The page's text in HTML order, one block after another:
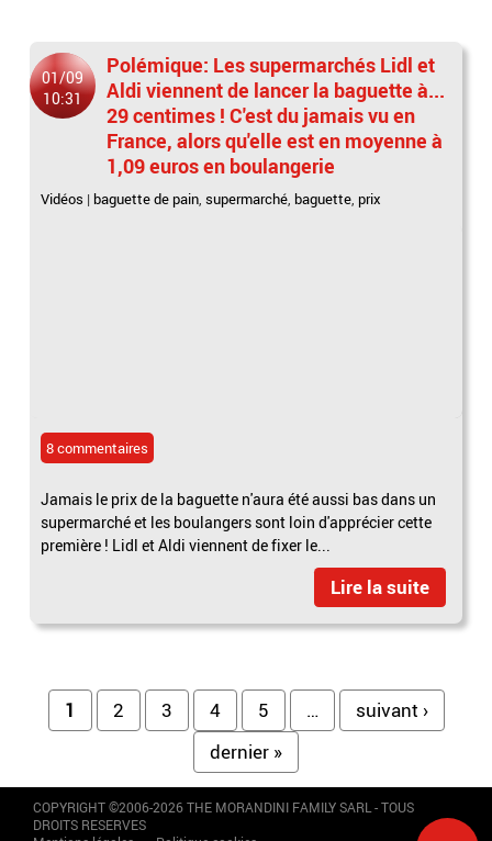
01/09
10:31
Polémique: Les supermarchés Lidl et
Aldi viennent de lancer la baguette à...
29 centimes ! C'est du jamais vu en
France, alors qu'elle est en moyenne à
1,09 euros en boulangerie
Vidéos | baguette de pain,supermarché, baguette, prix
8 commentaires
Jamais le prix de la baguette n'aura été aussi bas dans un
supermarché et les boulangers sont loin d'apprécier cette
première ! Lidl et Aldi viennent de fixer le...
Lire la suite
Pages
1 2 3 4 5 …
suivant ›
dernier »
COPYRIGHT ©2006-2026 THE MORANDINI FAMILY SARL - TOUS
DROITS RESERVES